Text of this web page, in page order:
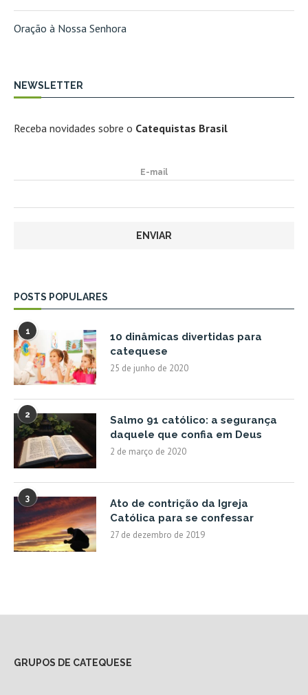
Oração à Nossa Senhora
NEWSLETTER
Receba novidades sobre o Catequistas Brasil
E-mail
POSTS POPULARES
1
10 dinâmicas divertidas para
catequese
25 de junho de 2020
2
Salmo 91 católico: a segurança
daquele que confia em Deus
2 de março de 2020
3
Ato de contrição da Igreja
Católica para se confessar
27 de dezembro de 2019
GRUPOS DE CATEQUESE